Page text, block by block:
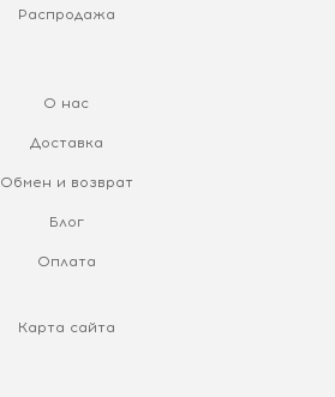
Распродажа
О нас
Доставка
Обмен и возврат
Блог
Оплата
Карта сайта